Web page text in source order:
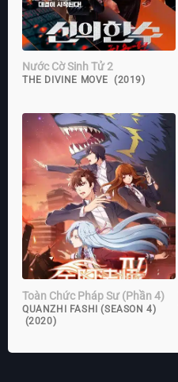
Nước Cờ Sinh Tử 2
THE DIVINE MOVE (2019)
Toàn Chức Pháp Sư (Phần 4)
QUANZHI FASHI (SEASON 4)
(2020)